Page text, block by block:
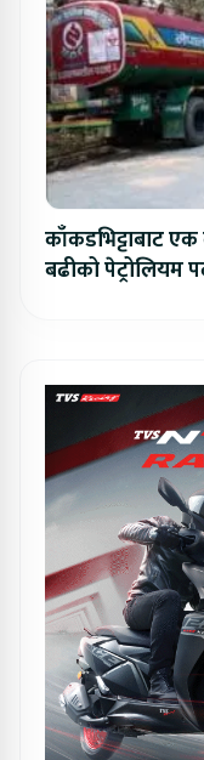
काँकडभिट्टाबाट
बढीको पेट्रोलियम